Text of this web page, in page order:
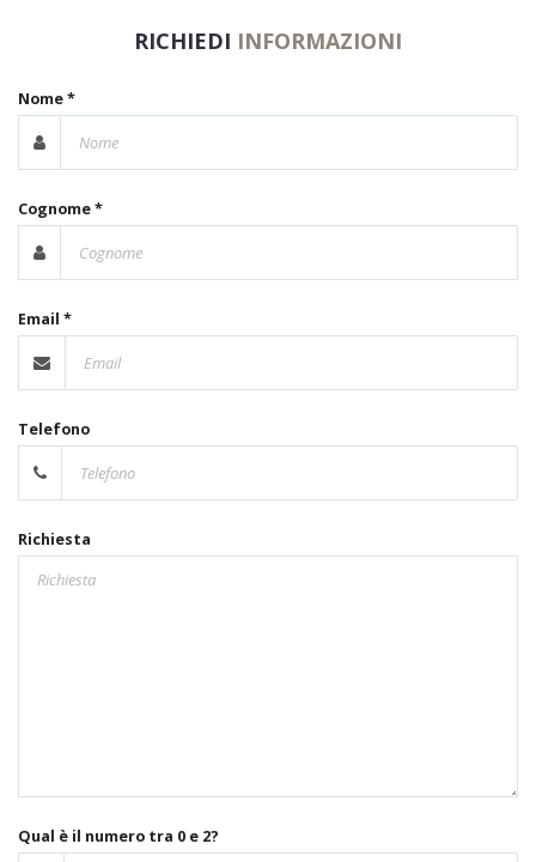
RICHIEDI INFORMAZIONI
Nome *
Cognome *
Email *
Telefono
Richiesta
Qual è il numero tra 0 e 2?